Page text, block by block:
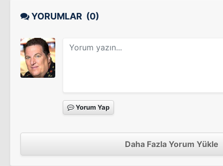
YORUMLAR (0)
Yorum Yap
Daha Fazla Yorum Yükle